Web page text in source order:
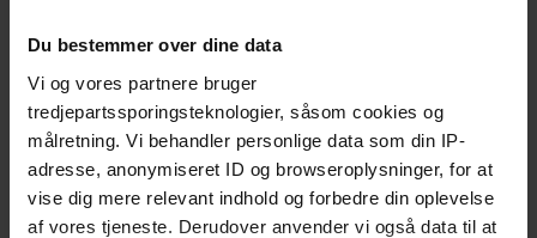
Du bestemmer over dine data
Vi og vores partnere bruger
tredjepartssporingsteknologier, såsom cookies og
målretning. Vi behandler personlige data som din IP-
adresse, anonymiseret ID og browseroplysninger, for at
vise dig mere relevant indhold og forbedre din oplevelse
af vores tjeneste. Derudover anvender vi også data til at
Restaurants at Frederiksberg
Restaurants in Kødbyen
Restaurants at Nørrebro
Steakhouses in Copenhagen
INFO